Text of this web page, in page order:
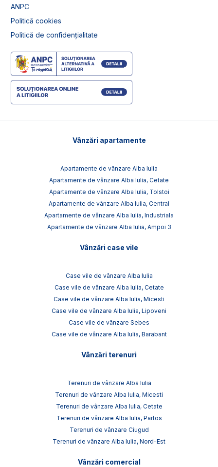
ANPC
Politică cookies
Politică de confidențialitate
Vânzări apartamente
Apartamente de vânzare Alba Iulia
Apartamente de vânzare Alba Iulia, Cetate
Apartamente de vânzare Alba Iulia, Tolstoi
Apartamente de vânzare Alba Iulia, Central
Apartamente de vânzare Alba Iulia, Industriala
Apartamente de vânzare Alba Iulia, Ampoi 3
Vânzări case vile
Case vile de vânzare Alba Iulia
Case vile de vânzare Alba Iulia, Cetate
Case vile de vânzare Alba Iulia, Micesti
Case vile de vânzare Alba Iulia, Lipoveni
Case vile de vânzare Sebes
Case vile de vânzare Alba Iulia, Barabant
Vânzări terenuri
Terenuri de vânzare Alba Iulia
Terenuri de vânzare Alba Iulia, Micesti
Terenuri de vânzare Alba Iulia, Cetate
Terenuri de vânzare Alba Iulia, Partos
Terenuri de vânzare Ciugud
Terenuri de vânzare Alba Iulia, Nord-Est
Vânzări comercial